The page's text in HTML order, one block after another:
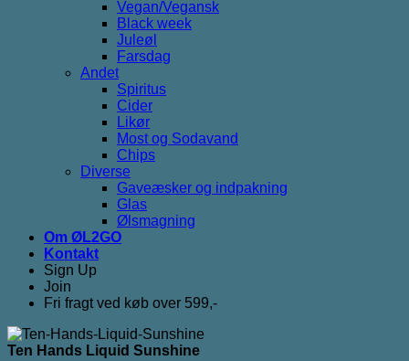
Vegan/Vegansk
Black week
Juleøl
Farsdag
Andet
Spiritus
Cider
Likør
Most og Sodavand
Chips
Diverse
Gaveæsker og indpakning
Glas
Ølsmagning
Om ØL2GO
Kontakt
Sign Up
Join
Fri fragt ved køb over 599,-
Ten Hands Liquid Sunshine